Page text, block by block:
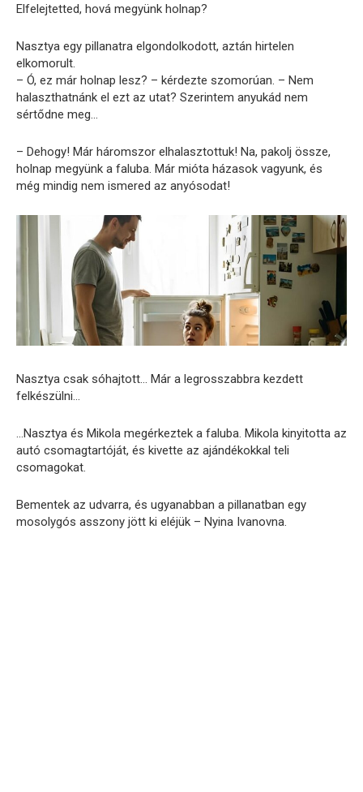
Elfelejtetted, hová megyünk holnap?
Nasztya egy pillanatra elgondolkodott, aztán hirtelen
elkomorult.
– Ó, ez már holnap lesz? – kérdezte szomorúan. – Nem
halaszthatnánk el ezt az utat? Szerintem anyukád nem
sértődne meg…
– Dehogy! Már háromszor elhalasztottuk! Na, pakolj össze,
holnap megyünk a faluba. Már mióta házasok vagyunk, és
még mindig nem ismered az anyósodat!
Nasztya csak sóhajtott… Már a legrosszabbra kezdett
felkészülni…
…Nasztya és Mikola megérkeztek a faluba. Mikola kinyitotta az
autó csomagtartóját, és kivette az ajándékokkal teli
csomagokat.
Bementek az udvarra, és ugyanabban a pillanatban egy
mosolygós asszony jött ki eléjük – Nyina Ivanovna.